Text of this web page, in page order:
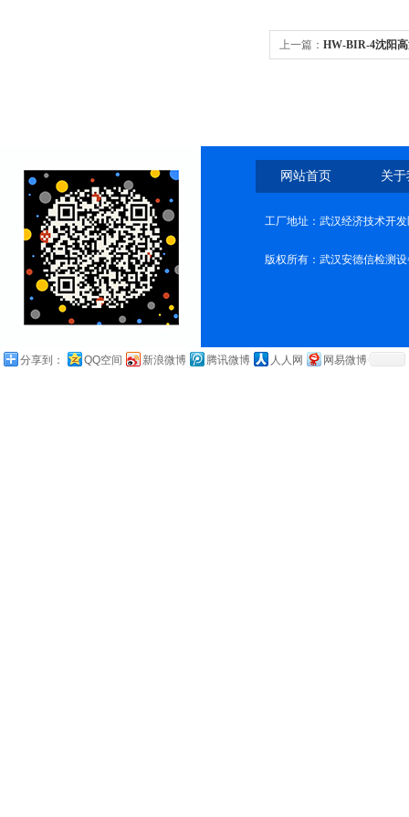
上一篇： HW-BIR-4沈阳
网站首页 关
工厂地址：武汉经济技术开
版权所有：武汉安德信检测
分享到： QQ空间 新浪微博 腾讯微博 人人网 网易微博